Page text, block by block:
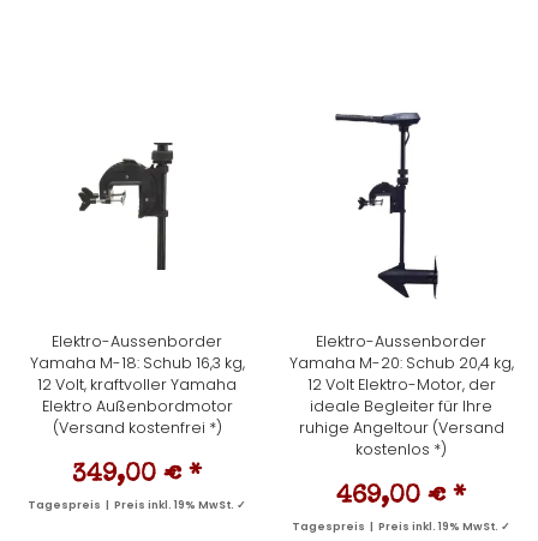
Elektro-Aussenborder
Yamaha M-18: Schub 16,3 kg,
12 Volt, kraftvoller Yamaha
Elektro Außenbordmotor
(Versand kostenfrei *)
349,00 € *
Tagespreis | Preis inkl. 19% MwSt. ✓
Elektro-Aussenborder
Yamaha M-20: Schub 20,4 kg,
12 Volt Elektro-Motor, der
ideale Begleiter für Ihre
ruhige Angeltour (Versand
kostenlos *)
469,00 € *
Tagespreis | Preis inkl. 19% MwSt. ✓